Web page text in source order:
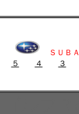
ＳＵＢ
５ ４ ３